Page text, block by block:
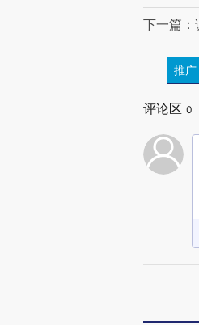
下一篇：
推广
评论区 0